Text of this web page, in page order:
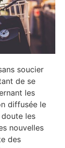
soucier
de se
les
diffusée le
les
nouvelles
des